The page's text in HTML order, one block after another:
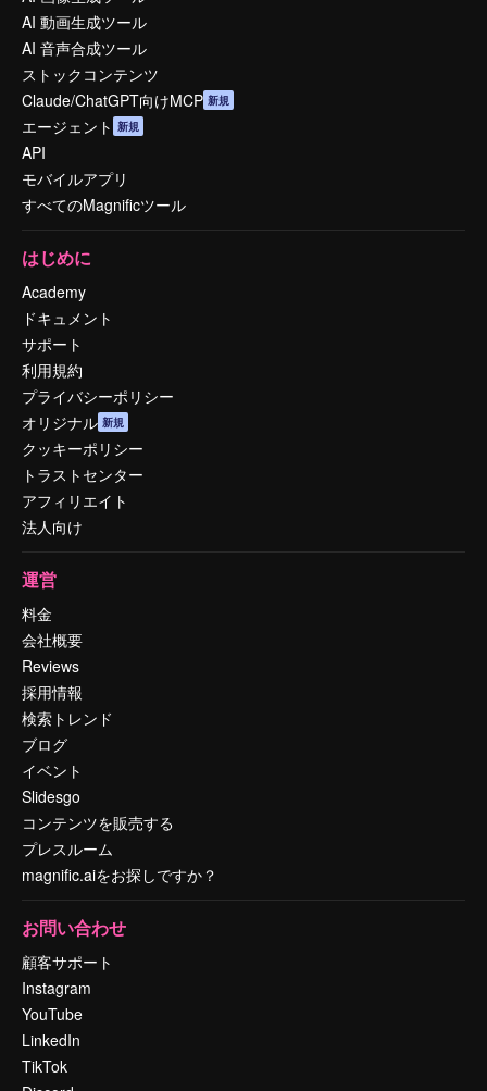
AI 動画生成ツール
AI 音声合成ツール
ストックコンテンツ
Claude/ChatGPT向けMCP 新規
エージェント 新規
API
モバイルアプリ
すべてのMagnificツール
はじめに
Academy
ドキュメント
サポート
利用規約
プライバシーポリシー
オリジナル 新規
クッキーポリシー
トラストセンター
アフィリエイト
法人向け
運営
料金
会社概要
Reviews
採用情報
検索トレンド
ブログ
イベント
Slidesgo
コンテンツを販売する
プレスルーム
magnific.aiをお探しですか？
お問い合わせ
顧客サポート
Instagram
YouTube
LinkedIn
TikTok